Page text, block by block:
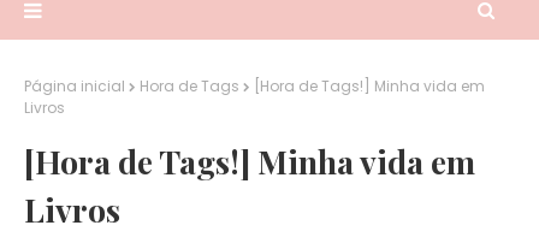
Página inicial Hora de Tags
[Hora de Tags!] Minha vida em
Livros
[Hora de Tags!] Minha vida em
Livros